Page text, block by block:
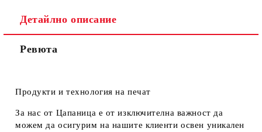
Детайлно описание
Ревюта
Продукти и технология на печат
За нас от Цапаница е от изключителна важност да
можем да осигурим на нашите клиенти освен уникален